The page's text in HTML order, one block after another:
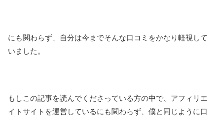
にも関わらず、自分は今までそんな口コミをかなり軽視して
いました。
もしこの記事を読んでくださっている方の中で、アフィリエ
イトサイトを運営しているにも関わらず、僕と同じように口